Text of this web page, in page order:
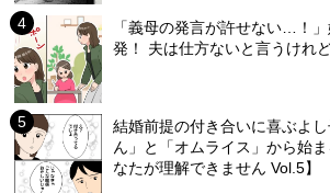
「義母の発言が許せない…！
発！ 夫は仕方ないと言うけれ
結婚前提の付き合いに喜ぶよ
ん」と「オムライス」から始
なたが理解できません Vol.5】